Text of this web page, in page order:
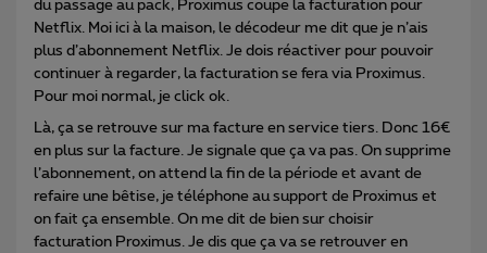
du passage au pack, Proximus coupe la facturation pour
Netflix. Moi ici à la maison, le décodeur me dit que je n’ais
plus d’abonnement Netflix. Je dois réactiver pour pouvoir
continuer à regarder, la facturation se fera via Proximus.
Pour moi normal, je click ok.
Là, ça se retrouve sur ma facture en service tiers. Donc 16€
en plus sur la facture. Je signale que ça va pas. On supprime
l’abonnement, on attend la fin de la période et avant de
refaire une bêtise, je téléphone au support de Proximus et
on fait ça ensemble. On me dit de bien sur choisir
facturation Proximus. Je dis que ça va se retrouver en